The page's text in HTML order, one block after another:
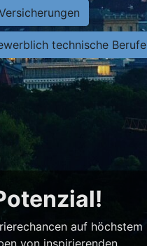
technische Berufe
auf höchstem